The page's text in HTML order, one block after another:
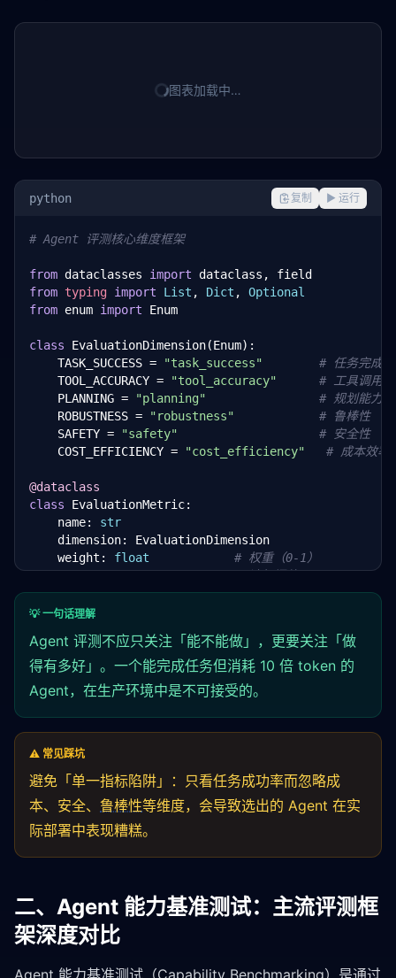
图表加载中…
python 复制 ▶ 运行
# Agent 评测核心维度框架
from dataclasses import
from typing import List , Dict , Optional
from enum import Enum
class EvaluationDimension(Enum):
    TASK_SUCCESS =
"task_success"
# 任务完成率
    TOOL_ACCURACY =
"tool_accuracy"
# 工具调用
    PLANNING =
"planning"
# 规划能力
    ROBUSTNESS =
"robustness"
# 鲁棒性
    SAFETY =
"safety"
# 安全性
    COST_EFFICIENCY =
"cost_efficiency" # 成本效率
@dataclass
class EvaluationMetric:
    name:
str
    dimension: EvaluationDimension
    weight:
float
# 权重（0-1）
    target_threshold:
float
# 达标阈值
    measurement_unit:
str # 度量单位
class AgentEvaluationProfile:
"""Agent 评测配置模板"""
    metrics:
List[EvaluationMetric] =
        EvaluationMetric(
"任务完成率"
        EvaluationMetric(
"工具调用准确率",
        EvaluationMetric(
"规划合理性",
        EvaluationMetric(
        EvaluationMetric(
"单位任务成本",
    ])
def weighted_score(
"""计算加权综合评分"""
metric in self.metrics:
if metric.name in results:
total += results[metric.name] *
return
💡 一句话理解
Agent 评测不应只关注「能不能做」，更要关注「做
得有多好」。一个能完成任务但消耗 10 倍 token 的
Agent，在生产环境中是不可接受的。
⚠️ 常见踩坑
避免「单一指标陷阱」：只看任务成功率而忽略成
本、安全、 鲁棒性等维度，会导致选出的 Agent 在实
际部署中表现糟糕。
二、Agent 能力基准测试：主流评测框
架深度对比
Agent 能力基准测试（Capability Benchmarking）是通过